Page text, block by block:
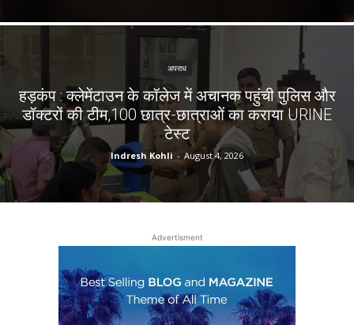
अपराध
हड़कंप : क्लेमेंटाउन के कॉलेज में अचानक पहुंची पुलिस और
डॉक्टरों की टीम,100 छात्र-छात्राओं का कराया URINE
टेस्ट
Indresh Kohli - August 4, 2026
Advertisment